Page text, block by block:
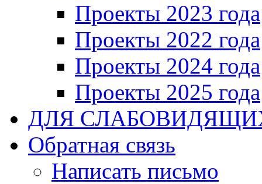
Проекты 2023 года
Проекты 2022 года
Проекты 2024 года
Проекты 2025 года
ДЛЯ
Обратная связь
Написать письмо